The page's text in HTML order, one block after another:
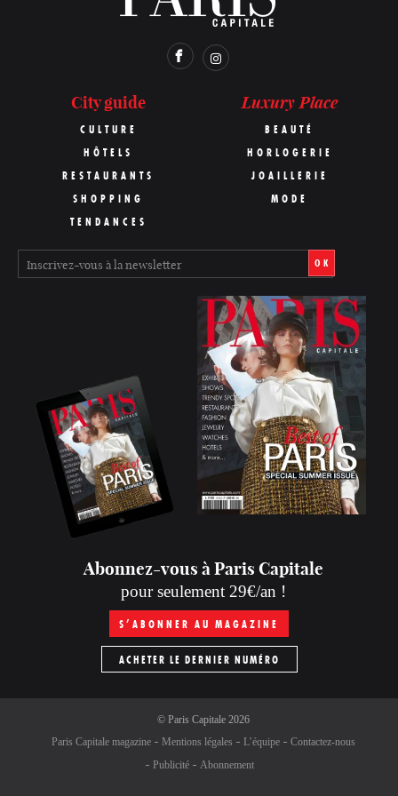
City guide
CULTURE
HÔTELS
RESTAURANTS
SHOPPING
TENDANCES
Luxury Place
BEAUTÉ
HORLOGERIE
JOAILLERIE
MODE
OK
Abonnez-vous à Paris Capitale
pour seulement 29€/an !
S’ABONNER AU MAGAZINE
ACHETER LE DERNIER NUMÉRO
© Paris Capitale2026
Paris Capitale magazine
Mentions légales L’équipe
Contactez-nous
Publicité
Abonnement